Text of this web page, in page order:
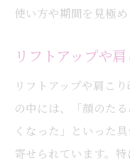
使い方や期間を見極め
リフトアップや
リフトアップや肩こ
の中には、「顔のた
くなった」といった
寄せられています。